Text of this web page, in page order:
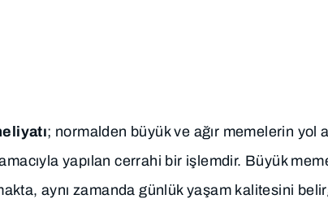
; normalden büyük ve ağır memelerin yol
yapılan cerrahi bir işlemdir. Büyük
aynı zamanda günlük yaşam kalitesini